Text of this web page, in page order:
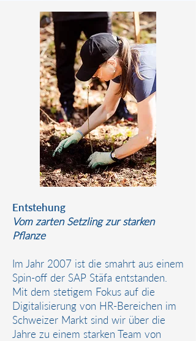
Entstehung
Vom zarten Setzling zur starken
Pflanze
Im Jahr 2007 ist die smahrt aus einem
Spin-off der SAP Stäfa entstanden.
Mit dem stetigem Fokus auf die
Digitalisierung von HR-Bereichen im
Schweizer Markt sind wir über die
Jahre zu einem starken Team von